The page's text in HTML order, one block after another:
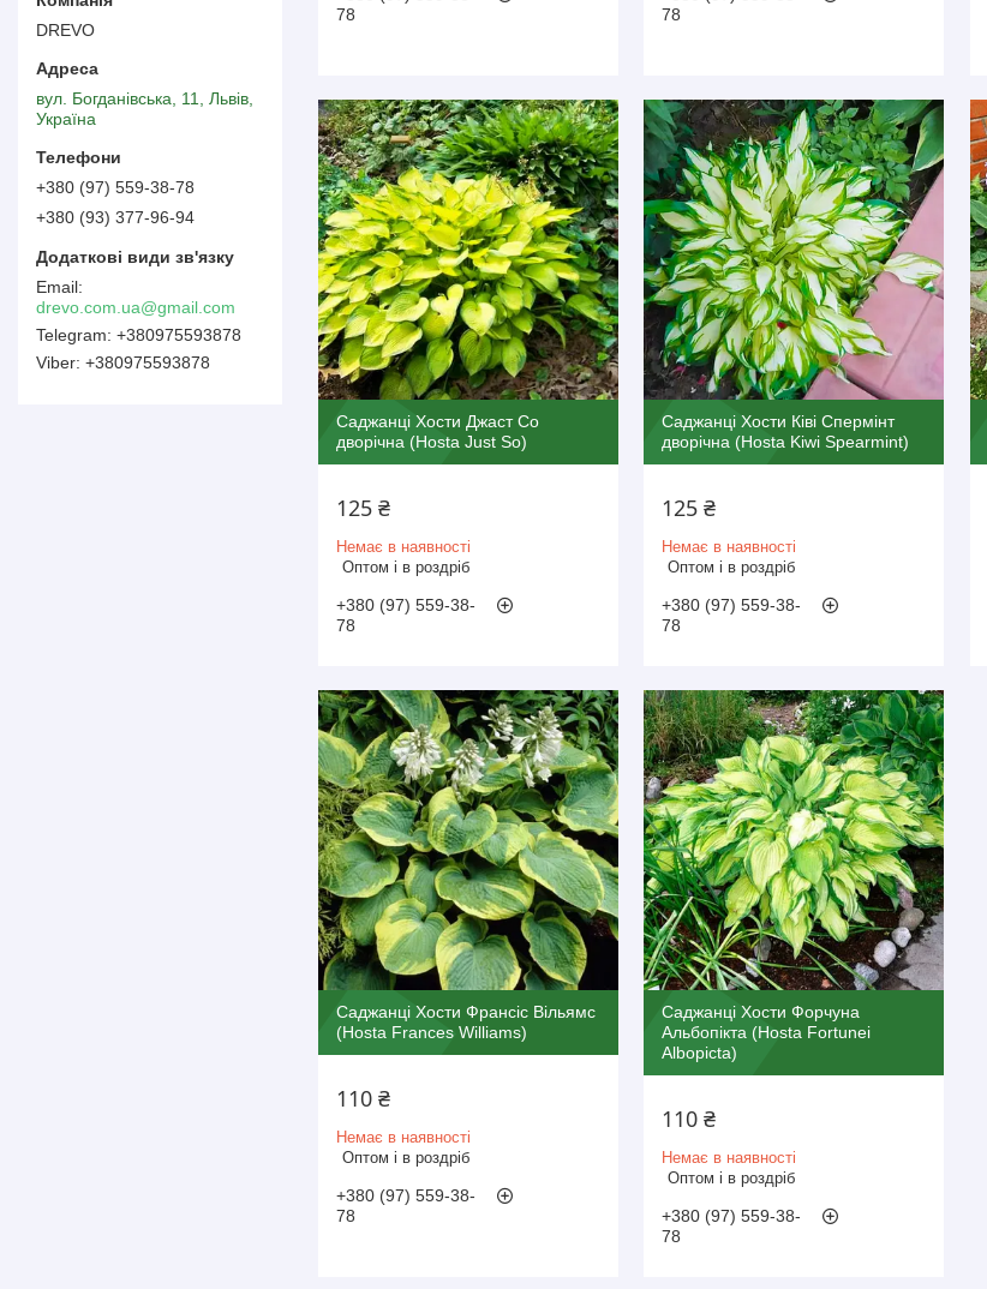
78
78
Саджанці Хости Джаст Со
дворічна (Hosta Just So)
125 ₴
Немає в наявності
Оптом і в роздріб
+380 (97) 559-38-
78
Саджанці Хости Ківі Спермінт
дворічна (Hosta Kiwi Spearmint)
125 ₴
Немає в наявності
Оптом і в роздріб
+380 (97) 559-38-
78
Саджанці Хости Франсіс Вільямс
(Hosta Frances Williams)
110 ₴
Немає в наявності
Оптом і в роздріб
+380 (97) 559-38-
78
Саджанці Хости Форчуна
Альбопікта (Hosta Fortunei
Albopicta)
110 ₴
Немає в наявності
Оптом і в роздріб
+380 (97) 559-38-
78
DREVO
вул. Богданівська, 11, Львів,
Україна
+380 (97) 559-38-78
+380 (93) 377-96-94
drevo.com.ua@gmail.com
+380975593878
+380975593878